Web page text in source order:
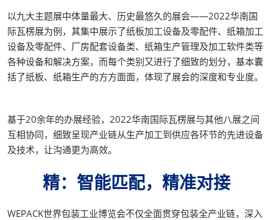
以九大主题展中体量最大、历史最悠久的展会——2022华南国
际瓦楞展为例，其集中展示了纸板加工设备及零配件、纸箱加工
设备及零配件、厂房配套设备类、纸箱生产管理及加工软件类等
各种设备和解决方案，而每个类别又进行了细致的划分，基本囊
括了纸板、纸箱生产的方方面面，体现了展会的深度和专业度。
基于20余年的办展经验，2022华南国际瓦楞展与其他八展之间
互相协同，细致呈现产业链从生产加工到供应各环节的先进设备
及技术，让沟通更为高效。
精：智能匹配，精准对接
WEPACK世界包装工业博览会不仅全面贯穿包装全产业链，深入